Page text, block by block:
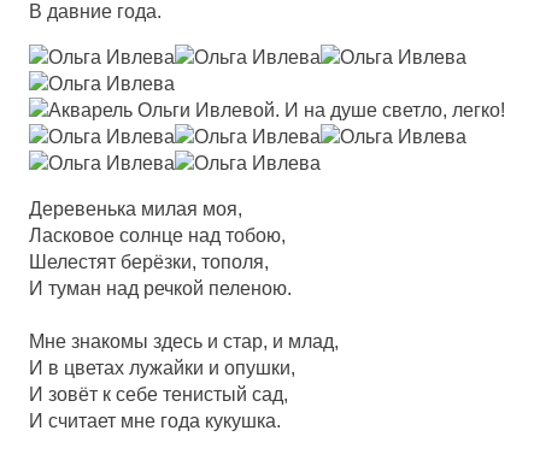
В давние года.
Деревенька милая моя,
Ласковое солнце над тобою,
Шелестят берёзки, тополя,
И туман над речкой пеленою.
Мне знакомы здесь и стар, и млад,
И в цветах лужайки и опушки,
И зовёт к себе тенистый сад,
И считает мне года кукушка.